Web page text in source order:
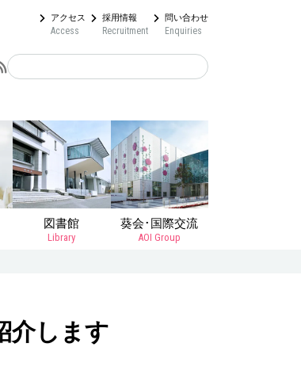
アクセス
Access
採用情報
Recruitment
問い合わせ
Enquiries
図書館
Library
葵会･国際交流
AOI Group
介します